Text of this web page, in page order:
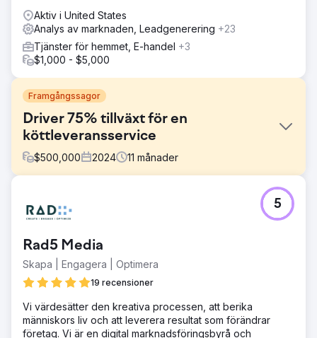
Aktiv i United States
Analys av marknaden, Leadgenerering +23
Tjänster för hemmet, E-handel +3
$1,000 - $5,000
Framgångssagor
Driver 75% tillväxt för en
köttleveransservice
$500,000 2024 11 månader
Walden Local, en modern bondemarknad, behövde
modernisera sin digitala upplevelse och etablera ett
sjunkande medlemsantal sedan 2022 stod företaget inför
betydande utmaningar när det gäller att skapa ett
sammanhållet varumärke och effektiv
marknadsföringsstrategi. De krävde en partner för att
förbättra sitt varumärke, webbplats och
marknadsföringsinsatser för att vända saker och driva
mätbar tillväxt.
Rad5 Media
Skapa | Engagera | Optimera
19 recensioner
5
Vi värdesätter den kreativa processen, att berika
människors liv och att leverera resultat som förändrar
företag. Vi är en digital marknadsföringsbyrå och